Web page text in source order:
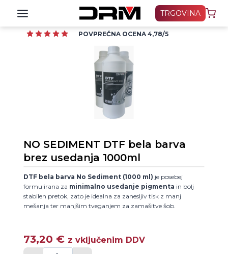
content
TRGOVINA
POVPREČNA OCENA 4,78/5
NO SEDIMENT DTF bela barva
brez usedanja 1000ml
DTF bela barva No Sediment (1000 ml) je posebej
formulirana za minimalno usedanje pigmenta in bolj
stabilen pretok, zato je idealna za zanesljiv tisk z manj
mešanja ter manjšim tveganjem za zamašitve šob.
73,20 € z vključenim DDV